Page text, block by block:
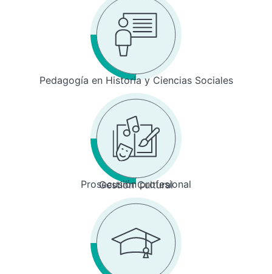
Pedagogía en Historia y Ciencias Sociales
Prosecusión profesional
Gestión Cultural